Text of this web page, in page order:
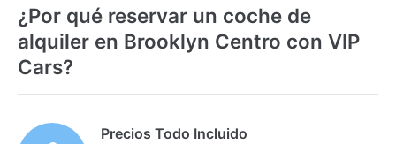
¿Por qué reservar un coche de
alquiler en Brooklyn Centro con VIP
Cars?
Precios Todo Incluido